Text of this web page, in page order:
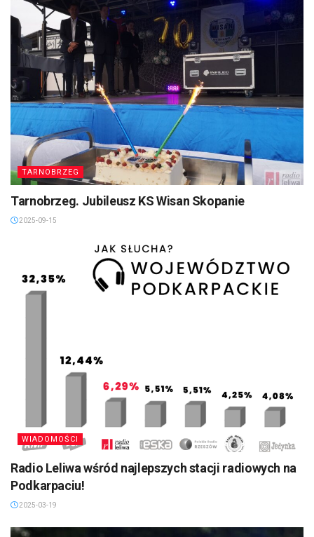
TARNOBRZEG
Tarnobrzeg. Jubileusz KS Wisan Skopanie
2025-09-15
WIADOMOŚCI
Radio Leliwa wśród najlepszych stacji radiowych na
Podkarpaciu!
2025-03-19